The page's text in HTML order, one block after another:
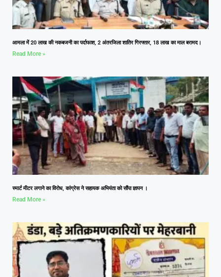
आमला में 20 लाख की नकबजनी का पर्दाफाश, 2 अंतरजिला शातिर गिरफ्तार, 18 लाख का माल बरामद।
Read More »
स्मार्ट मीटर लगाने का विरोध, कांग्रेस ने सहायक अभियंता को सौंपा ज्ञापन ।
Read More »